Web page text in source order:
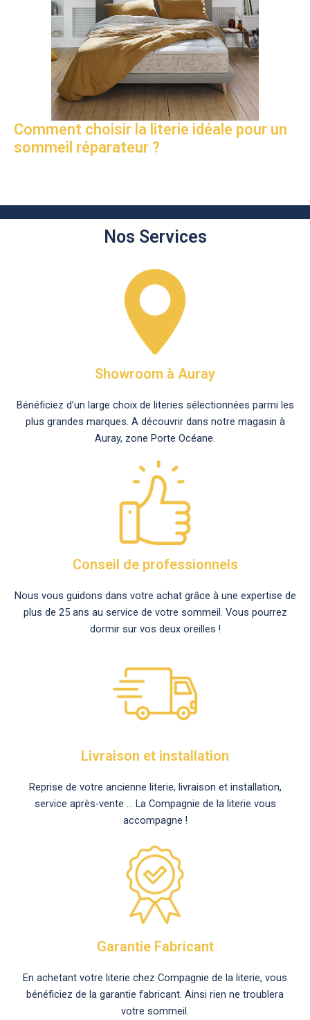
Comment choisir la literie idéale pour un
sommeil réparateur ?
Nos Services
Showroom à Auray
Bénéficiez d’un large choix de literies sélectionnées parmi les
plus grandes marques. A découvrir dans notre magasin à
Auray, zone Porte Océane.
Conseil de professionnels
Nous vous guidons dans votre achat grâce à une expertise de
plus de 25 ans au service de votre sommeil. Vous pourrez
dormir sur vos deux oreilles !
Livraison et installation
Reprise de votre ancienne literie, livraison et installation,
service après-vente … La Compagnie de la literie vous
accompagne !
Garantie Fabricant
En achetant votre literie chez Compagnie de la literie, vous
bénéficiez de la garantie fabricant. Ainsi rien ne troublera
votre sommeil.